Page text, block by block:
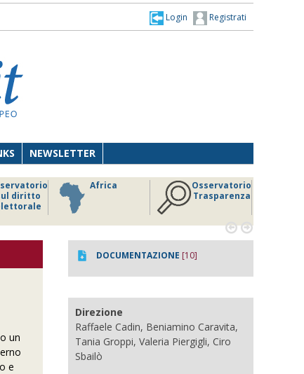
Registrati
Login
NEWSLETTER
diritto
Africa
Osservatorio
Trasparenza
 
un
e
DOCUMENTAZIONE [10]
Direzione
Raffaele Cadin, Beniamino Caravita,
Tania Groppi, Valeria Piergigli, Ciro
Sbailò